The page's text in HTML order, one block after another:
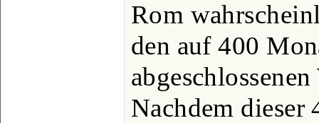
Rom
den auf 400
Nachdem dieser